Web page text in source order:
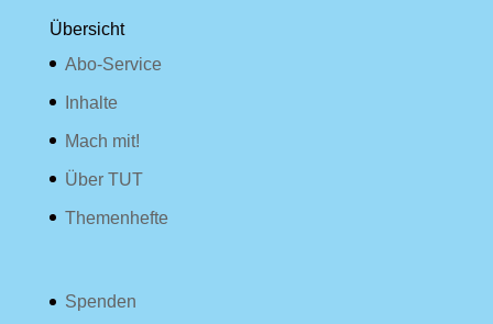
Übersicht
Abo-Service
Inhalte
Mach mit!
Über TUT
Themenhefte
Spenden